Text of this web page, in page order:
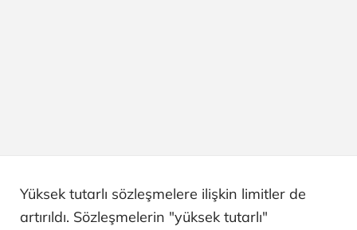
Yüksek tutarlı sözleşmelere ilişkin limitler de
artırıldı. Sözleşmelerin "yüksek tutarlı"